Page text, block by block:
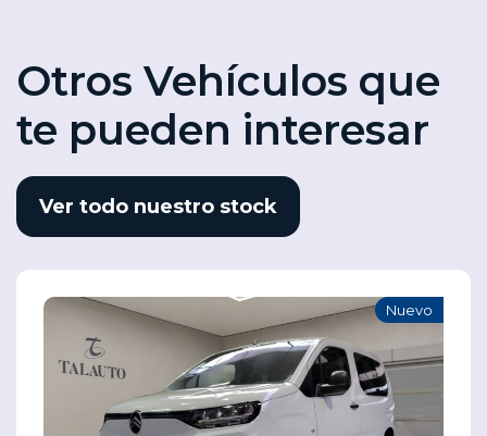
Otros Vehículos que
te pueden interesar
Ver todo nuestro stock
Nuevo